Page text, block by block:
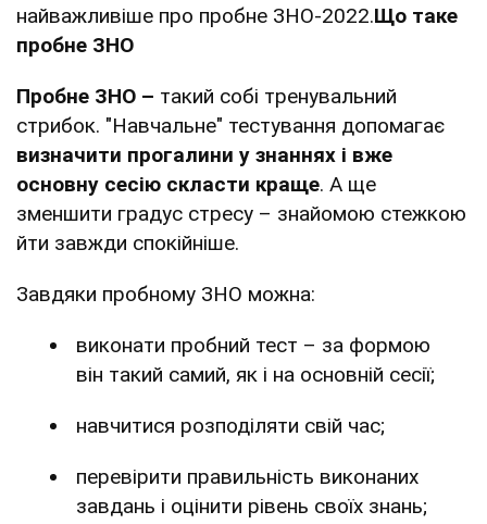
найважливіше про пробне ЗНО-2022.Що таке
пробне ЗНО
Пробне ЗНО – такий собі тренувальний
стрибок. "Навчальне" тестування допомагає
визначити прогалини у знаннях і вже
основну сесію скласти краще. А ще
зменшити градус стресу – знайомою стежкою
йти завжди спокійніше.
Завдяки пробному ЗНО можна:
виконати пробний тест – за формою
він такий самий, як і на основній сесії;
навчитися розподіляти свій час;
перевірити правильність виконаних
завдань і оцінити рівень своїх знань;